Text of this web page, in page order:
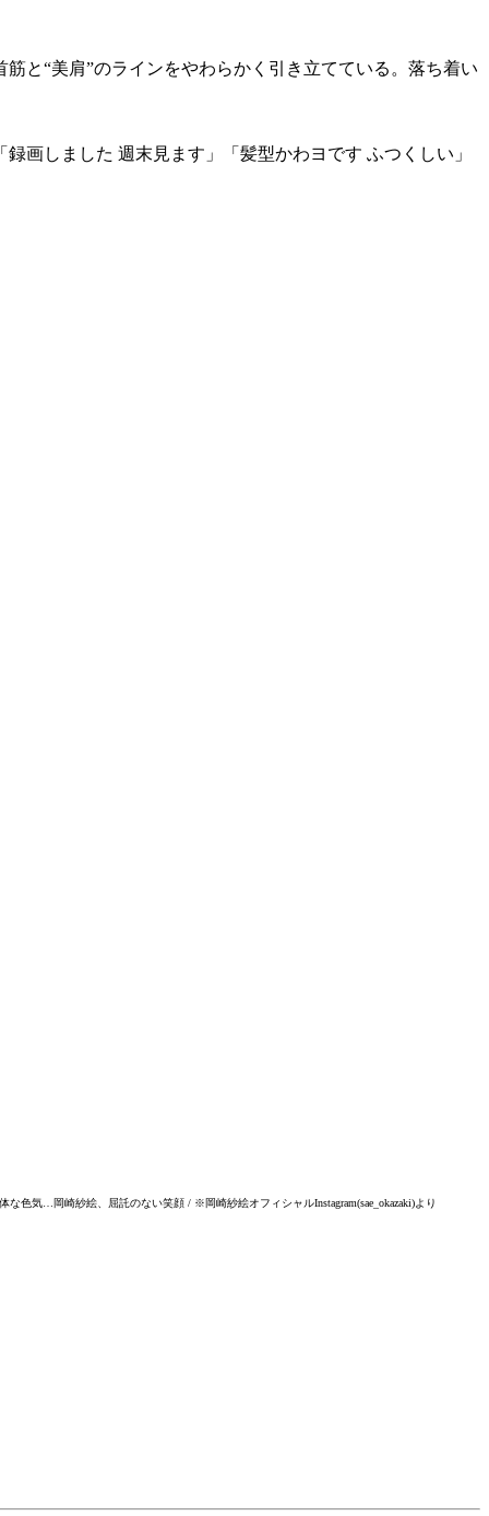
と“美肩”のラインをやわらかく引き立てている。落ち着い
画しました 週末見ます」「髪型かわヨです ふつくしい」
な色気…岡崎紗絵、屈託のない笑顔 / ※岡崎紗絵オフィシャルInstagram(sae_okazaki)より